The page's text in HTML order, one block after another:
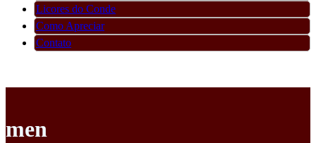
Licores do Conde
Como Apreciar
Contato
men